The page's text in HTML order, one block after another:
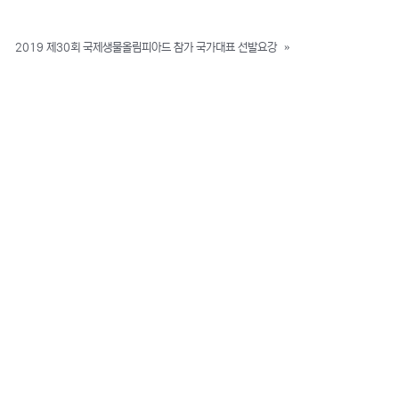
2019 제30회 국제생물올림피아드 참가 국가대표 선발요강 »